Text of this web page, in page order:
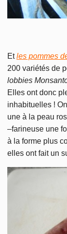
Etles pommes
200 variétés de
lobbies
Elles ont donc
inhabituelles !
une à la peau
–farineuse une
à la forme plus
elles ont fait un